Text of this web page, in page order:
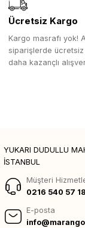
Ücretsiz Kargo
Kargo masrafı yok!
siparişlerde
daha kazançlı
YUKARI DUDULLU
İSTANBUL
Müşteri
0216 540 57 18
E-posta